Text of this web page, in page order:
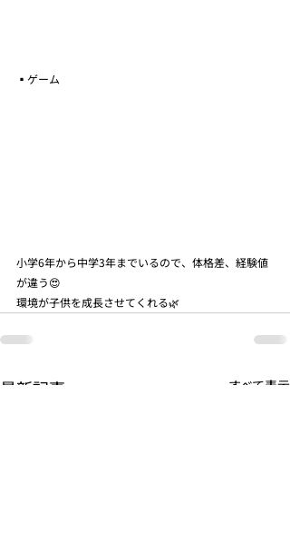
▪️ゲーム
小学6年から中学3年までいるので、体格差、経験値
が違う😍
環境が子供を成長させてくれる🌿
最新記事 すべて表示